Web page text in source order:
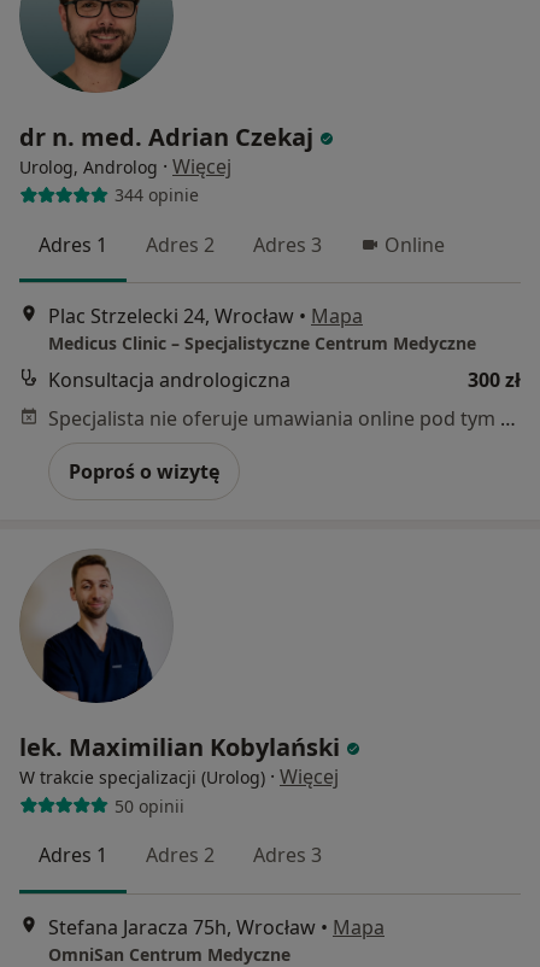
dr n. med. Adrian Czekaj
Urolog, Androlog · Więcej
344 opinie
Adres 1 Adres 2 Adres 3 Online
Plac Strzelecki 24, Wrocław • Mapa
Medicus Clinic – Specjalistyczne Centrum Medyczne
Konsultacja andrologiczna
300 zł
Specjalista nie oferuje umawiania online pod tym adresem.
Poproś o wizytę
lek. Maximilian Kobylański
W trakcie specjalizacji (Urolog) · Więcej
50 opinii
Adres 1 Adres 2 Adres 3
Stefana Jaracza 75h, Wrocław • Mapa
OmniSan Centrum Medyczne